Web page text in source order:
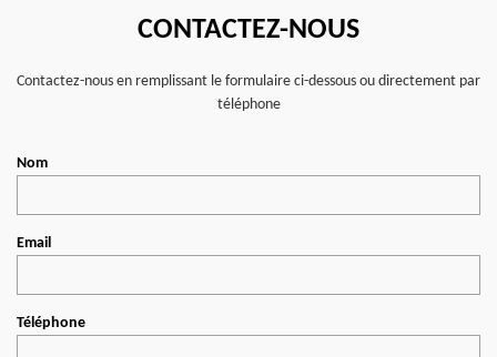
CONTACTEZ-NOUS
Contactez-nous en remplissant le formulaire ci-dessous ou directement par
téléphone
Nom
Email
Téléphone